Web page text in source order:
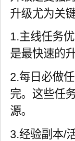
升级尤为关
1.主线任务
是最快速的
2.每日必做
完。这些任
源。
3.经验副本/